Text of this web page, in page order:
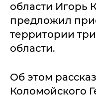
области Игорь
предложил
территории
области.
Об этом
Коломойского